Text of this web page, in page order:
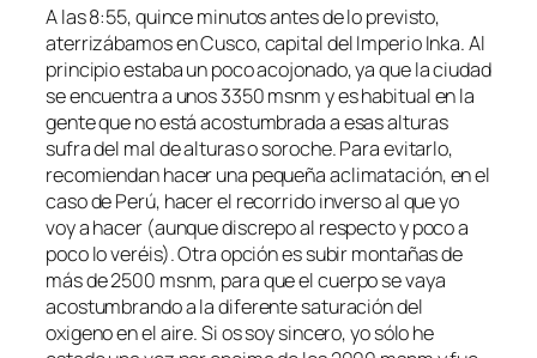
A las 8:55, quince minutos antes de lo previsto,
aterrizábamos en Cusco, capital del Imperio Inka. Al
principio estaba un poco acojonado, ya que la ciudad
se encuentra a unos 3350 msnm y es habitual en la
gente que no está acostumbrada a esas alturas
sufra del mal de alturas o soroche. Para evitarlo,
recomiendan hacer una pequeña aclimatación, en el
caso de Perú, hacer el recorrido inverso al que yo
voy a hacer (aunque discrepo al respecto y poco a
poco lo veréis). Otra opción es subir montañas de
más de 2500 msnm, para que el cuerpo se vaya
acostumbrando a la diferente saturación del
oxigeno en el aire. Si os soy sincero, yo sólo he